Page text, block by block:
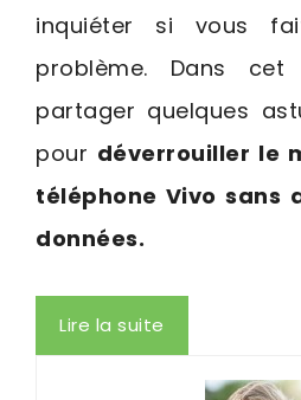
inquiéter si vous
problème. Dans
partager quelques
pour déverrouiller le
téléphone Vivo sans
données.
Lire la suite